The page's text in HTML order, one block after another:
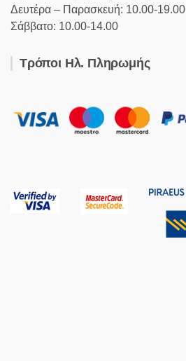
Δευτέρα – Παρασκευή: 10.00-19.00
Σάββατο: 10.00-14.00
Τρόποι Ηλ. Πληρωμής